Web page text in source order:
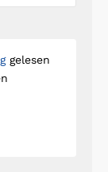
gelesen